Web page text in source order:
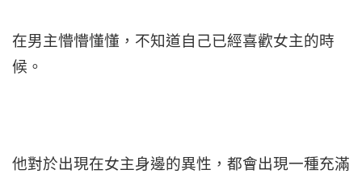
在男主懵懵懂懂，不知道自己已經喜歡女主的時
候。
他對於出現在女主身邊的異性，都會出現一種充滿